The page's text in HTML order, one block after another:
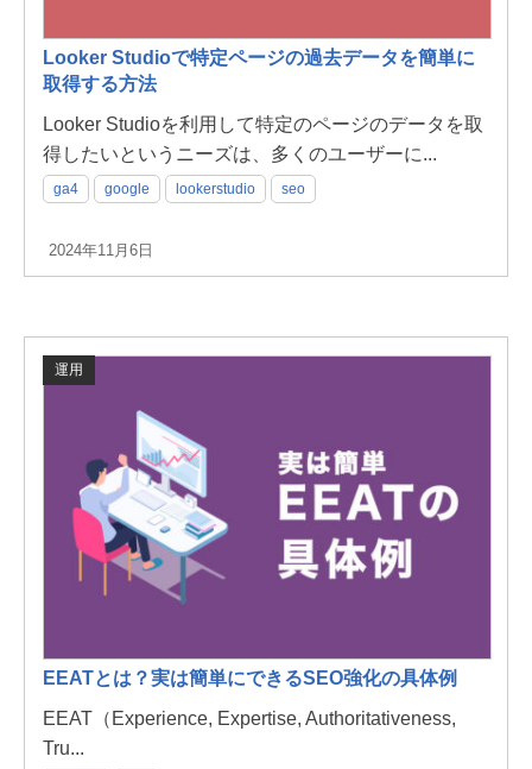
Looker Studioで特定ページの過去データを簡単に
取得する方法
Looker Studioを利用して特定のページのデータを取
得したいというニーズは、多くのユーザーに...
ga4 google lookerstudio seo
2024年11月6日
運用
EEATとは？実は簡単にできるSEO強化の具体例
EEAT（Experience, Expertise, Authoritativeness,
Tru...